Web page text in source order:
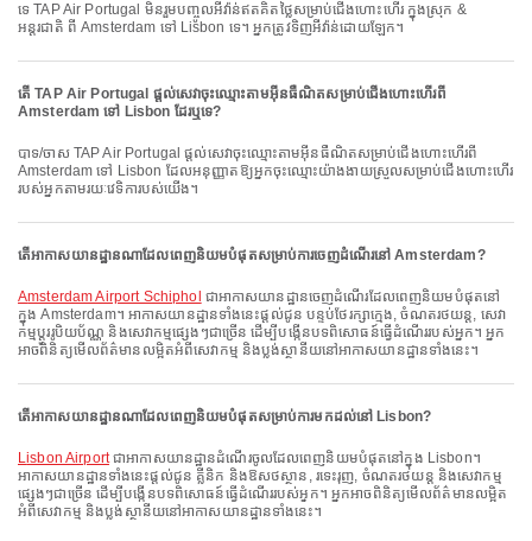
ទេ TAP Air Portugal មិនរួមបញ្ចូលអីវ៉ាន់ឥតគិតថ្លៃសម្រាប់ជើងហោះហើរ ក្នុងស្រុក &
អន្តរជាតិ ពី Amsterdam ទៅ Lisbon ទេ។ អ្នកត្រូវទិញអីវ៉ាន់ដោយឡែក។
តើ TAP Air Portugal ផ្តល់សេវាចុះឈ្មោះតាមអ៊ីនធឺណិតសម្រាប់ជើងហោះហើរពី
Amsterdam ទៅ Lisbon ដែរឬទេ?
បាទ/ចាស TAP Air Portugal ផ្តល់សេវាចុះឈ្មោះតាមអ៊ីនធឺណិតសម្រាប់ជើងហោះហើរពី
Amsterdam ទៅ Lisbon ដែលអនុញ្ញាតឱ្យអ្នកចុះឈ្មោះយ៉ាងងាយស្រួលសម្រាប់ជើងហោះហើរ
របស់អ្នកតាមរយៈវេទិការបស់យើង។
តើអាកាសយានដ្ឋានណាដែលពេញនិយមបំផុតសម្រាប់ការចេញដំណើរនៅ Amsterdam?
Amsterdam Airport Schiphol ជាអាកាសយានដ្ឋានចេញដំណើរដែលពេញនិយមបំផុតនៅ
ក្នុង Amsterdam។ អាកាសយានដ្ឋានទាំងនេះផ្តល់ជូន បន្ទប់ថែរក្សាក្មេង, ចំណតរថយន្ត, សេវា
កម្មប្តូររូបិយប័ណ្ណ និងសេវាកម្មផ្សេងៗជាច្រើន ដើម្បីបង្កើនបទពិសោធន៍ធ្វើដំណើររបស់អ្នក។ អ្នក
អាចពិនិត្យមើលព័ត៌មានលម្អិតអំពីសេវាកម្ម និងប្លង់ស្ថានីយនៅអាកាសយានដ្ឋានទាំងនេះ។
តើអាកាសយានដ្ឋានណាដែលពេញនិយមបំផុតសម្រាប់ការមកដល់នៅ Lisbon?
Lisbon Airportជាអាកាសយានដ្ឋានដំណើរចូលដែលពេញនិយមបំផុតនៅក្នុង Lisbon។
អាកាសយានដ្ឋានទាំងនេះផ្តល់ជូន គ្លីនិក និងឱសថស្ថាន, រទេះរុញ, ចំណតរថយន្ត និងសេវាកម្ម
ផ្សេងៗជាច្រើន ដើម្បីបង្កើនបទពិសោធន៍ធ្វើដំណើររបស់អ្នក។ អ្នកអាចពិនិត្យមើលព័ត៌មានលម្អិត
អំពីសេវាកម្ម និងប្លង់ស្ថានីយនៅអាកាសយានដ្ឋានទាំងនេះ។